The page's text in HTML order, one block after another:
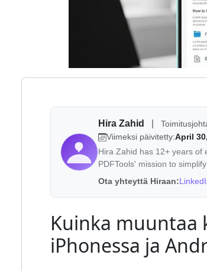
Hira Zahid
Viimeksi päivitetty:April
Hira Zahid has 12+ years of
PDFTools' mission to
Ota yhteyttä Hiraan:
Kuinka muuntaa
iPhonessa ja